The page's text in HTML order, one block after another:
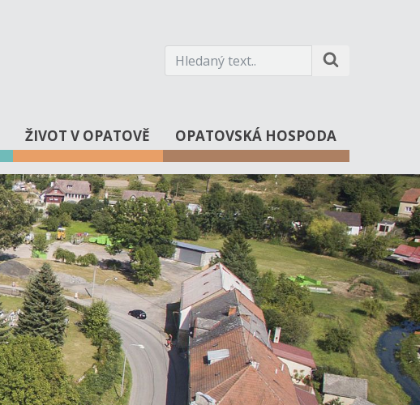
ŽIVOT V OPATOVĚ OPATOVSKÁ HOSPODA